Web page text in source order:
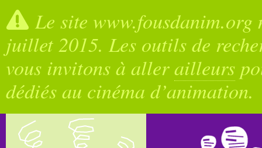
Le site
juillet 2015. Les outils de
vous invitons à allerailleurs
dédiés au cinéma d’animation.